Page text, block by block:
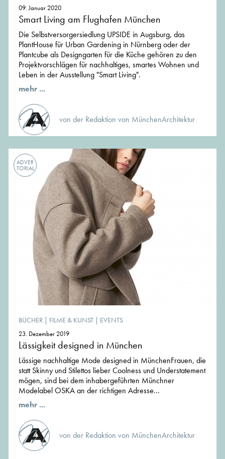
09. Januar 2020
Smart Living am Flughafen München
Die Selbstversorgersiedlung UPSIDE in Augsburg, das
PlantHouse für Urban Gardening in Nürnberg oder der
Plantcube als Designgarten für die Küche gehören zu den
Projektvorschlägen für nachhaltiges, smartes Wohnen und
Leben in der Ausstellung "Smart Living".
mehr ...
von der Redaktion von MünchenArchitektur
ADVER
TORIAL
BÜCHER | FILME & KUNST | EVENTS
23. Dezember 2019
Lässigkeit designed in München
Lässige nachhaltige Mode designed in MünchenFrauen, die
statt Skinny und Stilettos lieber Coolness und Understatement
mögen, sind bei dem inhabergeführten Münchner
Modelabel OSKA an der richtigen Adresse...
mehr ...
von der Redaktion von MünchenArchitektur